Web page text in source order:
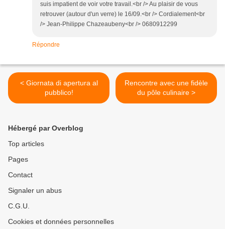
suis impatient de voir votre travail.<br /> Au plaisir de vous
retrouver (autour d'un verre) le 16/09.<br /> Cordialement<br
/> Jean-Philippe Chazeaubeny<br /> 0680912299
Répondre
< Giornata di apertura al
pubblico!
Rencontre avec une fidèle
du pôle culinaire >
Hébergé par Overblog
Top articles
Pages
Contact
Signaler un abus
C.G.U.
Cookies et données personnelles